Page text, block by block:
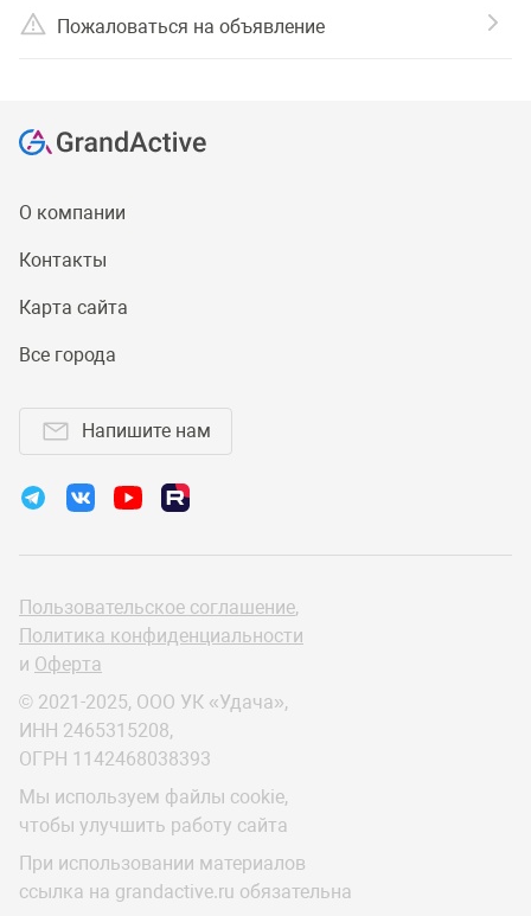
Пожаловаться на объявление
О компании
Контакты
Карта сайта
Все города
Напишите нам
Пользовательское соглашение,
Политика конфиденциальности
и Оферта
© 2021-2025, ООО УК «Удача»,
ИНН 2465315208,
ОГРН 1142468038393
Мы используем файлы cookie,
чтобы улучшить работу сайта
При использовании материалов
ссылка на grandactive.ru обязательна